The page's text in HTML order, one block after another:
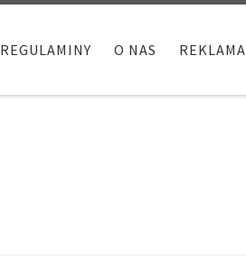
REGULAMINY O NAS REKLAMA